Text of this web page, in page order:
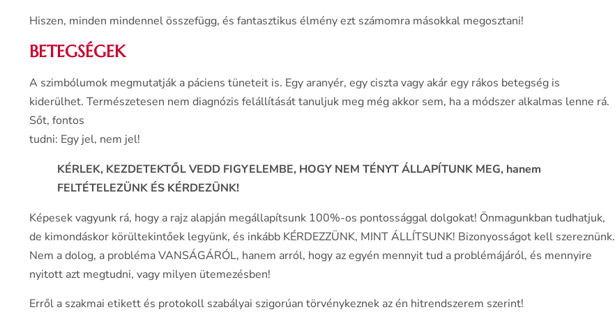
Hiszen, minden mindennel összefügg, és fantasztikus élmény ezt számomra másokkal megosztani!
BETEGSÉGEK
A szimbólumok megmutatják a páciens tüneteit is. Egy aranyér, egy ciszta vagy akár egy rákos betegség is
kiderülhet. Természetesen nem diagnózis felállítását tanuljuk meg még akkor sem, ha a módszer alkalmas lenne rá.
Sőt, fontos
tudni: Egy jel, nem jel!
KÉRLEK, KEZDETEKTŐL VEDD FIGYELEMBE, HOGY NEM TÉNYT ÁLLAPÍTUNK MEG, hanem
FELTÉTELEZÜNK ÉS KÉRDEZÜNK!
Képesek vagyunk rá, hogy a rajz alapján megállapítsunk 100%-os pontossággal dolgokat! Önmagunkban tudhatjuk,
de kimondáskor körültekintőek legyünk, és inkább KÉRDEZZÜNK, MINT ÁLLÍTSUNK! Bizonyosságot kell szereznünk.
Nem a dolog, a probléma VANSÁGÁRÓL, hanem arról, hogy az egyén mennyit tud a problémájáról, és mennyire
nyitott azt megtudni, vagy milyen ütemezésben!
Erről a szakmai etikett és protokoll szabályai szigorúan törvénykeznek az én hitrendszerem szerint!